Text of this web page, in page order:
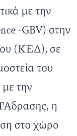
με την
-GBV) στην
(ΚΕΔ), σε
του
την
η
στο χώρο